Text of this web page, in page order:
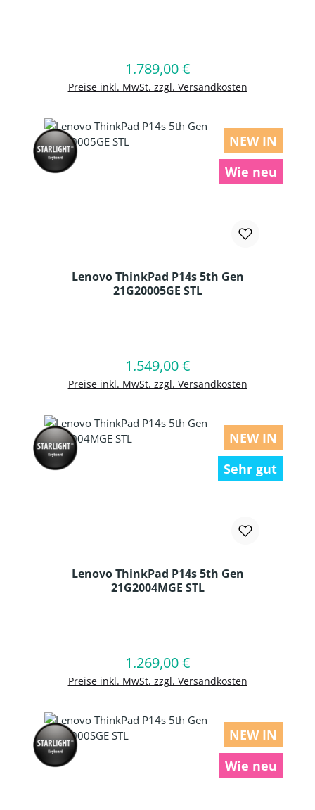
Regulärer Preis:
1.789,00 €
Preise inkl. MwSt. zzgl. Versandkosten
In den Warenkorb
NEW IN
Wie neu
Lenovo ThinkPad P14s 5th Gen
21G20005GE STL
Regulärer Preis:
1.549,00 €
Preise inkl. MwSt. zzgl. Versandkosten
In den Warenkorb
NEW IN
Sehr gut
Lenovo ThinkPad P14s 5th Gen
21G2004MGE STL
Regulärer Preis:
1.269,00 €
Preise inkl. MwSt. zzgl. Versandkosten
In den Warenkorb
NEW IN
Wie neu